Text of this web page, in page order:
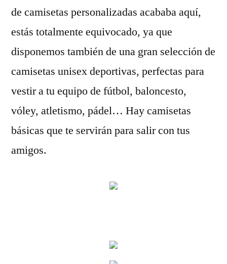
de camisetas personalizadas acababa aquí,
estás totalmente equivocado, ya que
disponemos también de una gran selección de
camisetas unisex deportivas, perfectas para
vestir a tu equipo de fútbol, baloncesto,
vóley, atletismo, pádel… Hay camisetas
básicas que te servirán para salir con tus
amigos.